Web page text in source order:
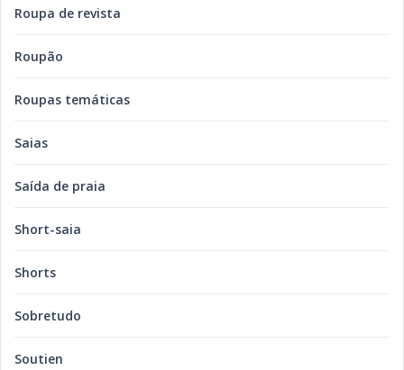
Roupa de revista
Roupão
Roupas temáticas
Saias
Saída de praia
Short-saia
Shorts
Sobretudo
Soutien